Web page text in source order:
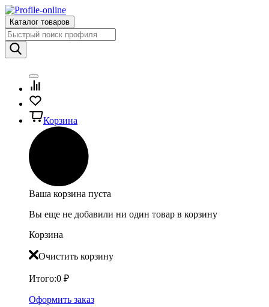
Каталог товаров
Корзина
Ваша корзина пуста
Вы еще не добавили ни один товар в корзину
Корзина
Очистить корзину
Итого:0 ₽
Оформить заказ